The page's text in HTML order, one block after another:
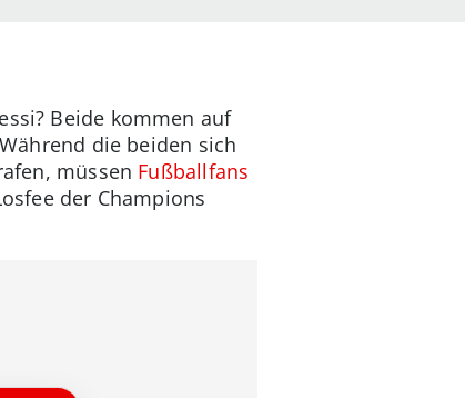
Beide kommen auf
die beiden sich
müssen Fußballfans
der Champions